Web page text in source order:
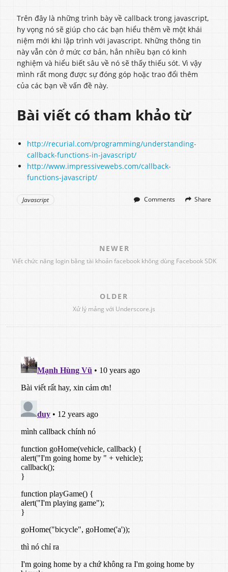
Trên đây là những trình bày về callback trong javascript,
hy vọng nó sẽ giúp cho các bạn hiểu thêm về một khái
niệm mới khi lập trình với javascript. Những thông tin
này vẫn còn ở mức cơ bản, hẳn nhiều bạn có kinh
nghiệm và hiểu biết sâu về nó sẽ thấy thiếu sót. Vì vậy
mình rất mong được sự đóng góp hoặc trao đổi thêm
của các bạn về vấn đề này.
Bài viết có tham khảo từ
http://recurial.com/programming/understanding-
callback-functions-in-javascript/
http://www.impressivewebs.com/callback-
functions-javascript/
Share
Comments
Javascript
NEWER
Viết chức năng login bằng tài khoản facebook không dùng Facebook SDK
OLDER
Xử lý mảng với Underscore.js